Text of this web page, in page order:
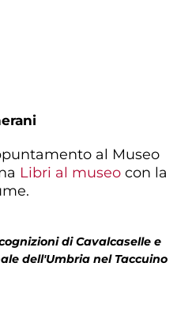
al Museo
Libri al museo con la
di Cavalcaselle e
dell'Umbria nel Taccuino